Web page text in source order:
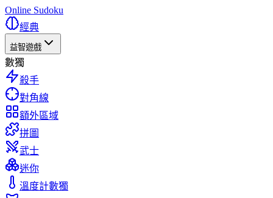
Online Sudoku
經典
益智遊戲
數獨
殺手
對角線
額外區域
拼圖
武士
迷你
溫度計數獨